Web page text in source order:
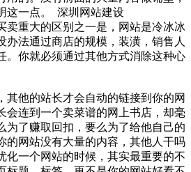
这一点。 深圳网站建设
卖重大的区别之一是，网站是冷冰冰
办法通过商店的规模，装潢，销售人
。你就必须通过其他方式消除这种心
其他的站长才会自动的链接到你的网
会连到一个卖菜谱的网上书店，却毫
为了赚取回扣，要么为了给他自己的
的网站没有大量的内容，其他人干吗
化一个网站的时候，其实最重要的不